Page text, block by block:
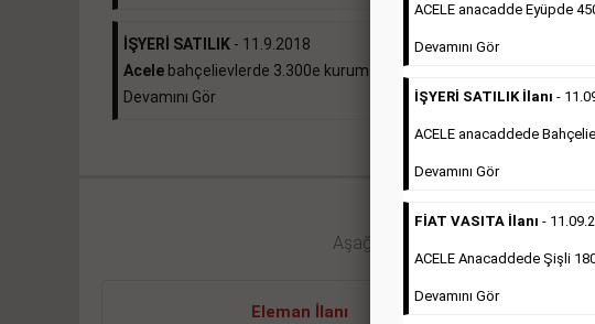
İŞYERİ SATILIK - 11.9.2018
Acele bahçelievlerde 3.300e kurumsal kiracılı 490...
Devamını Gör
Aşağıdaki bağlantıları takip
Eleman İlanı
ACELE anacadde Eyüpde
Devamını Gör
İŞYERİ SATILIK İlanı -
ACELE anacaddede
Devamını Gör
FİAT VASITA İlanı -
ACELE Anacaddede Şişli
Devamını Gör